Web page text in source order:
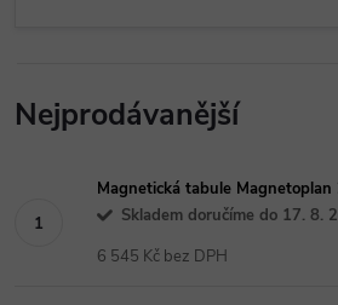
Nejprodávanější
Magnetická tabule
Skladem doručíme do 17. 8.
6 545 Kč bez DPH